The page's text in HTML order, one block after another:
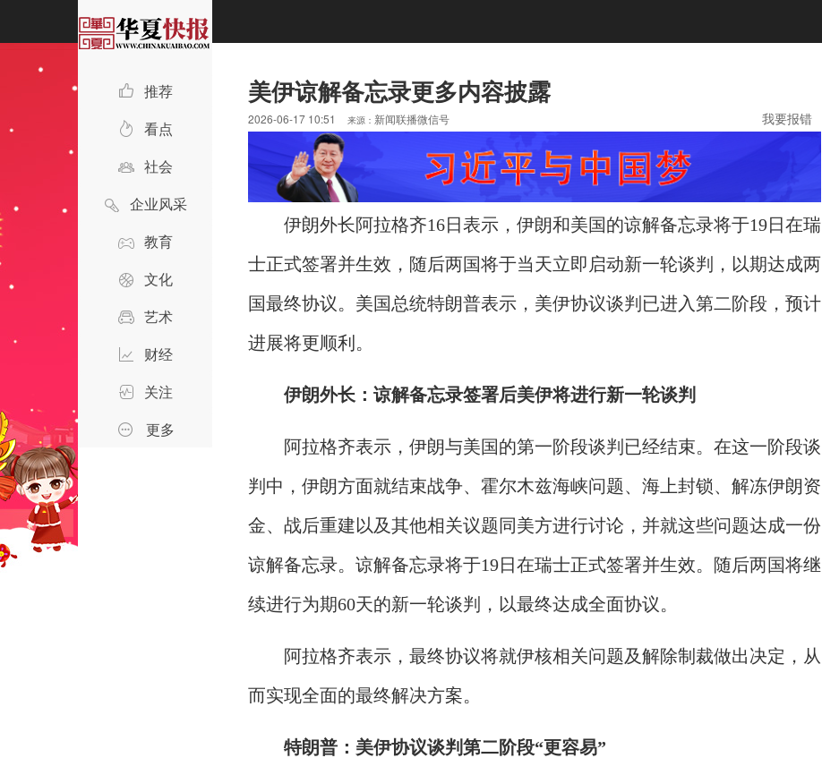
推荐
看点
社会
企业风采
教育
文化
艺术
财经
关注
更多
美伊谅解备忘录更多内容披露
2026-06-17 10:51 来源： 新闻联播微信号 我要报错
伊朗外长阿拉格齐16日表示，伊朗和美国的谅解备忘录将于19日在瑞
士正式签署并生效，随后两国将于当天立即启动新一轮谈判，以期达成两
国最终协议。美国总统特朗普表示，美伊协议谈判已进入第二阶段，预计
进展将更顺利。
伊朗外长：谅解备忘录签署后美伊将进行新一轮谈判
阿拉格齐表示，伊朗与美国的第一阶段谈判已经结束。在这一阶段谈
判中，伊朗方面就结束战争、霍尔木兹海峡问题、海上封锁、解冻伊朗资
金、战后重建以及其他相关议题同美方进行讨论，并就这些问题达成一份
谅解备忘录。谅解备忘录将于19日在瑞士正式签署并生效。随后两国将继
续进行为期60天的新一轮谈判，以最终达成全面协议。
阿拉格齐表示，最终协议将就伊核相关问题及解除制裁做出决定，从
而实现全面的最终解决方案。
特朗普：美伊协议谈判第二阶段“更容易”